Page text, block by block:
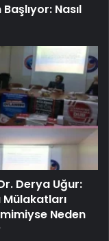
Nasıl
Derya Uğur:
Neden